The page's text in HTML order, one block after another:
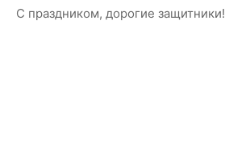
С праздником, дорогие защитники!